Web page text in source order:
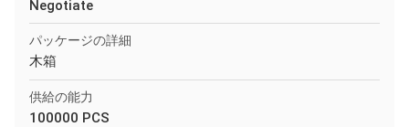
Negotiate
パッケージの詳細
木箱
供給の能力
100000 PCS